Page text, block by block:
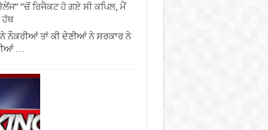
”ਚੋਂ ਰਿਜੈਕਟ ਹੋ ਗਏ ਸੀ ਕਪਿਲ, ਮੈਂ
ਹੱਥ
ਨੌਕਰੀਆਂ ਤਾਂ ਕੀ ਦੇਣੀਆਂ ਨੇ ਸਰਕਾਰ ਨੇ
…